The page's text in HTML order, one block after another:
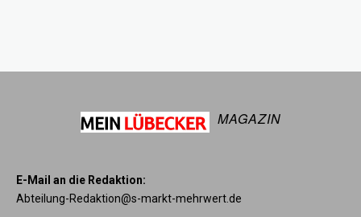
MAGAZIN
E-Mail an die Redaktion:
Abteilung-Redaktion@s-markt-mehrwert.de